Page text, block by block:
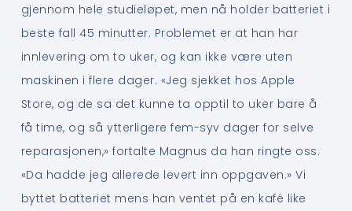
gjennom hele studieløpet, men nå holder batteriet i
beste fall 45 minutter. Problemet er at han har
innlevering om to uker, og kan ikke være uten
maskinen i flere dager. «Jeg sjekket hos Apple
Store, og de sa det kunne ta opptil to uker bare å
få time, og så ytterligere fem-syv dager for selve
reparasjonen,» fortalte Magnus da han ringte oss.
«Da hadde jeg allerede levert inn oppgaven.» Vi
byttet batteriet mens han ventet på en kafé like